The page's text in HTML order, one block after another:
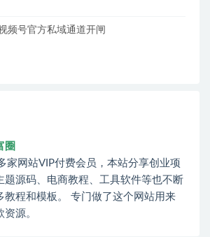
频号官方私域通道开闸
圈
家网站VIP付费会员，本站分享创业项
题源码、电商教程、工具软件等也不断
教程和模板。 专门做了这个网站用来
源。